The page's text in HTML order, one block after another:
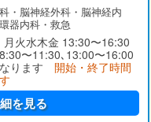
・脳神経外科・脳神経内
器内科・救急
火水木金 13:30〜16:30
〜11:30､13:00〜16:00
ります 開始・終了時間
を見る